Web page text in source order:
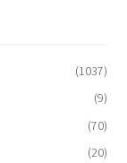
(1037)
(9)
(70)
(20)